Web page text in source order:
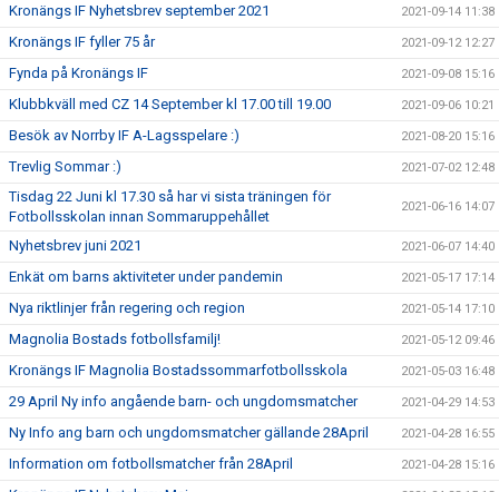
Kronängs IF Nyhetsbrev september 2021 2021-09-14 11:38
Kronängs IF fyller 75 år 2021-09-12 12:27
Fynda på Kronängs IF 2021-09-08 15:16
Klubbkväll med CZ 14 September kl 17.00 till 19.00 2021-09-06 10:21
Besök av Norrby IF A-Lagsspelare :) 2021-08-20 15:16
Trevlig Sommar :) 2021-07-02 12:48
Tisdag 22 Juni kl 17.30 så har vi sista träningen för
Fotbollsskolan innan Sommaruppehållet
2021-06-16 14:07
Nyhetsbrev juni 2021 2021-06-07 14:40
Enkät om barns aktiviteter under pandemin 2021-05-17 17:14
Nya riktlinjer från regering och region 2021-05-14 17:10
Magnolia Bostads fotbollsfamilj! 2021-05-12 09:46
Kronängs IF Magnolia Bostadssommarfotbollsskola 2021-05-03 16:48
29 April Ny info angående barn- och ungdomsmatcher 2021-04-29 14:53
Ny Info ang barn och ungdomsmatcher gällande 28April 2021-04-28 16:55
Information om fotbollsmatcher från 28April 2021-04-28 15:16